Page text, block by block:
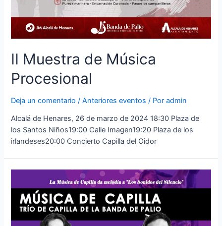
II Muestra de Música
Procesional
Deja un comentario /Anteriores eventos / Poradmin
Alcalá de Henares, 26 de marzo de 2024 18:30 Plaza de
los Santos Niños19:00 Calle Imagen19:20 Plaza de los
irlandeses20:00 Concierto Capilla del Oidor